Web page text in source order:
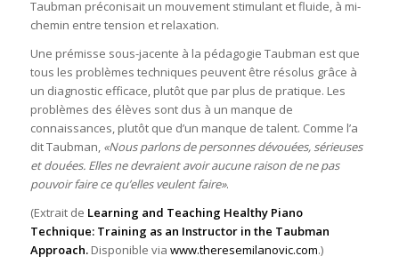
Taubman préconisait un mouvement stimulant et fluide, à mi-
chemin entre tension et relaxation.
Une prémisse sous-jacente à la pédagogie Taubman est que
tous les problèmes techniques peuvent être résolus grâce à
un diagnostic efficace, plutôt que par plus de pratique. Les
problèmes des élèves sont dus à un manque de
connaissances, plutôt que d’un manque de talent. Comme l’a
dit Taubman, «Nous parlons de personnes dévouées, sérieuses
et douées. Elles ne devraient avoir aucune raison de ne pas
pouvoir faire ce qu’elles veulent faire».
(Extrait de Learning and Teaching Healthy Piano
Technique: Training as an Instructor in the Taubman
Approach.Disponible via www.theresemilanovic.com.)